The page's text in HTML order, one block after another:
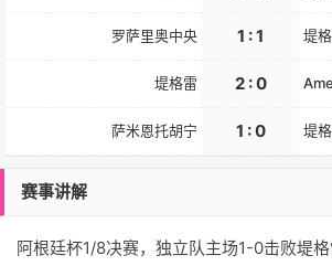
罗萨里奥中央 1 : 1 堤
堤格雷 2 : 0
萨米恩托胡宁 1 : 0 堤
赛事讲解
阿根廷杯1/8决赛，独立队主场1-0击败堤格